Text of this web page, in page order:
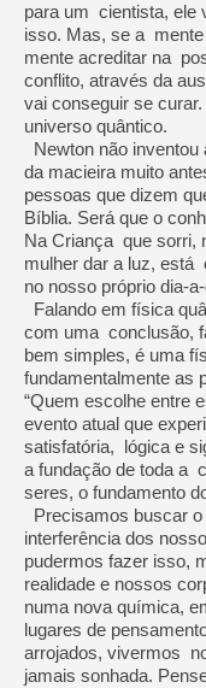
para um cientista, ele
isso. Mas, se a
mente acreditar na
conflito, através da
vai conseguir se
universo quântico.
Newton não
da macieira muito
pessoas que dizem
Bíblia. Será que o
Na Criança que sorri,
mulher dar a luz, está
no nosso próprio dia-
Falando em física
com uma conclusão,
bem simples, é uma
fundamentalmente as
“Quem escolhe entre
evento atual que
satisfatória, lógica e
a fundação de toda a
seres, o fundamento
Precisamos buscar
interferência dos
pudermos fazer isso,
realidade e nossos
numa nova química,
lugares de
arrojados, vivermos
jamais sonhada.